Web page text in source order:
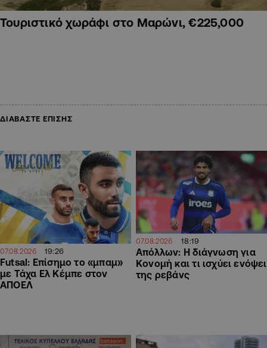
Τουριστικό χωράφι στο Μαρώνι, €225,000
ΔΙΑΒΑΣΤΕ ΕΠΙΣΗΣ
07.08.2026 19:26
Futsal: Επίσημο το «μπαμ»
με Τάχα Ελ Κέμπε στον
ΑΠΟΕΛ
07.08.2026 18:19
Απόλλων: Η διάγνωση για
Κονομή και τι ισχύει ενόψει
της ρεβάνς